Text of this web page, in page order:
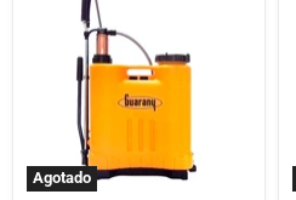
Agotado